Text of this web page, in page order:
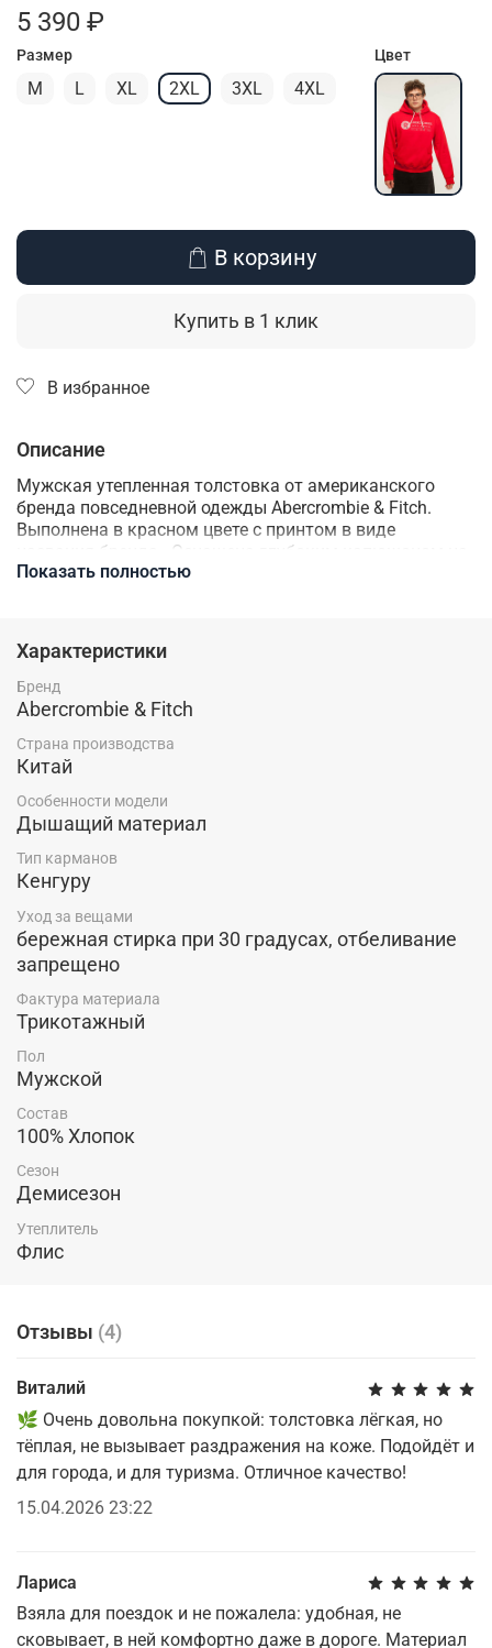
5 390 ₽
Размер
M L XL 2XL 3XL 4XL
Цвет
В корзину
Купить в 1 клик
В избранное
Описание
Мужская утепленная толстовка от американского
бренда повседневной одежды Abercrombie & Fitch.
Выполнена в красном цвете с принтом в виде
названия бренда. Оснащена глубоким капюшоном на
шнурках, вместительным карманом кенгуру и
для активного образа жизни, занятий спортом на
улице и туризма, так как в составе только
органический хлопок.
Показать полностью
Характеристики
Бренд
Abercrombie & Fitch
Страна производства
Китай
Особенности модели
Дышащий материал
Тип карманов
Кенгуру
Уход за вещами
бережная стирка при 30 градусах, отбеливание
запрещено
Фактура материала
Трикотажный
Пол
Мужской
Состав
100% Хлопок
Сезон
Демисезон
Утеплитель
Флис
Отзывы (4)
Виталий
🌿 Очень довольна покупкой: толстовка лёгкая, но
тёплая, не вызывает раздражения на коже. Подойдёт и
для города, и для туризма. Отличное качество!
15.04.2026 23:22
Лариса
Взяла для поездок и не пожалела: удобная, не
сковывает, в ней комфортно даже в дороге. Материал